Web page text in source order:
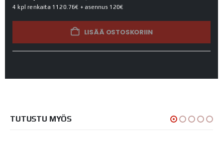
4 kpl renkaita 1120.76€ + asennus 120€
LISÄÄ OSTOSKORIIN
TUTUSTU MYÖS